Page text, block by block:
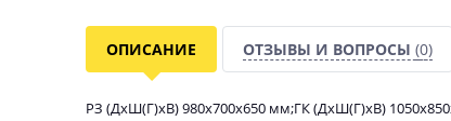
ОПИСАНИЕ ОТЗЫВЫ И ВОПРОСЫ (0)
РЗ (ДхШ(Г)хВ) 980х700х650 мм;ГК (ДхШ(Г)хВ)